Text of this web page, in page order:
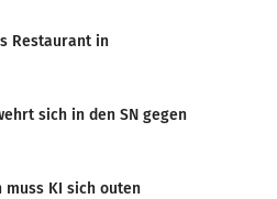
Restaurant in
sich in den SN gegen
muss KI sich outen